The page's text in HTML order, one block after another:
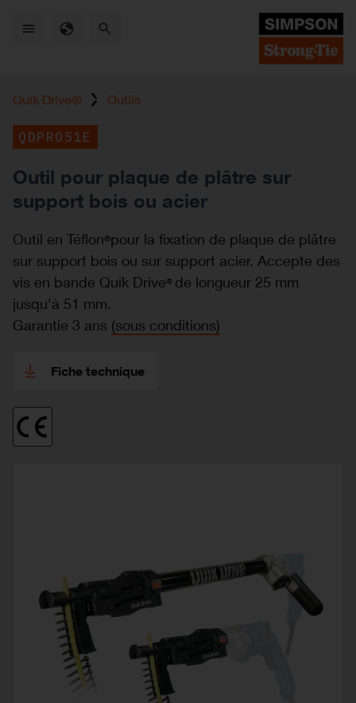
Quik Drive® Outils
QDPRO51E
Outil pour plaque de plâtre sur
support bois ou acier
Outil en Téflon®pour la fixation de plaque de plâtre
sur support bois ou sur support acier. Accepte des
vis en bande Quik Drive® de longueur 25 mm
jusqu'à 51 mm.
Garantie 3 ans (sous conditions)
Fiche technique